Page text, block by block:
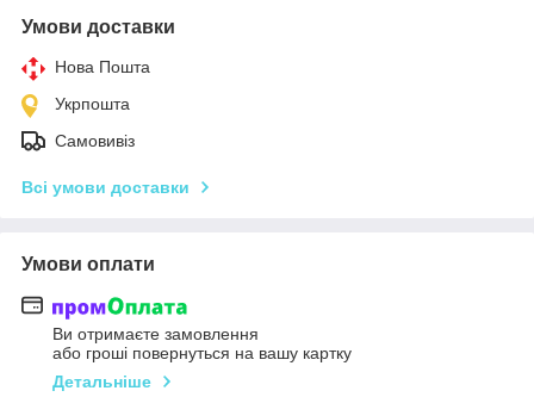
Умови доставки
Нова Пошта
Укрпошта
Самовивіз
Всі умови доставки
Умови оплати
Ви отримаєте замовлення
або гроші повернуться на вашу картку
Детальніше